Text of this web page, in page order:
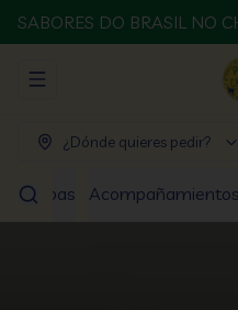
SABORES DO BRASIL NO
Abrir menu de navegación
¿Dónde quieres pedir?
Sopas Acompañamientos